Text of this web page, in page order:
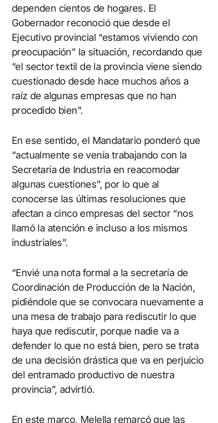
dependen cientos de hogares. El
Gobernador reconoció que desde el
Ejecutivo provincial “estamos viviendo con
preocupación” la situación, recordando que
“el sector textil de la provincia viene siendo
cuestionado desde hace muchos años a
raíz de algunas empresas que no han
procedido bien”.
En ese sentido, el Mandatario ponderó que
“actualmente se venía trabajando con la
Secretaría de Industria en reacomodar
algunas cuestiones”, por lo que al
conocerse las últimas resoluciones que
afectan a cinco empresas del sector “nos
llamó la atención e incluso a los mismos
industriales”.
“Envié una nota formal a la secretaría de
Coordinación de Producción de la Nación,
pidiéndole que se convocara nuevamente a
una mesa de trabajo para rediscutir lo que
haya que rediscutir, porque nadie va a
defender lo que no está bien, pero se trata
de una decisión drástica que va en perjuicio
del entramado productivo de nuestra
provincia”, advirtió.
En este marco, Melella remarcó que las